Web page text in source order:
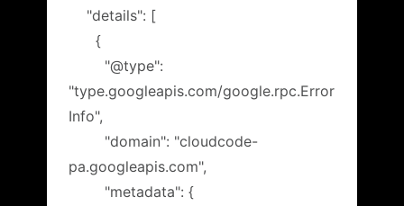
"details": [
{
"@type":
"type.googleapis.com/google.rpc.Error
Info",
"domain": "cloudcode-
pa.googleapis.com",
"metadata": {